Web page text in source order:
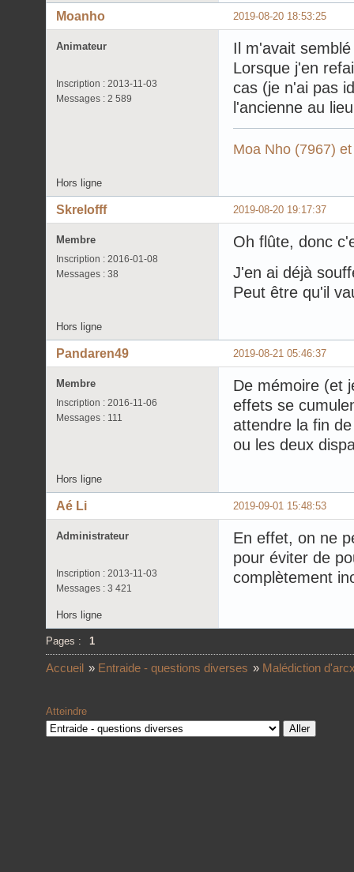
2019-08-20 18:53:25
Moanho
Animateur
Inscription : 2013-11-03
Messages : 2 589
Il m'avait
Lorsque j'en
cas (je n'ai pas
l'ancienne au
Moa Nho (7967)
Hors ligne
2019-08-20 19:17:37
Skrelofff
Membre
Inscription : 2016-01-08
Messages : 38
Oh flûte, donc
J'en ai déjà
Peut être qu'il
Hors ligne
2019-08-21 05:46:37
Pandaren49
Membre
Inscription : 2016-11-06
Messages : 111
De mémoire (et
effets se
attendre la fin
ou les deux
Hors ligne
2019-09-01 15:48:53
Aé Li
Administrateur
Inscription : 2013-11-03
Messages : 3 421
En effet, on ne
pour éviter de
complètement
Hors ligne
Pages : 1
Accueil » Entraide - questions diverses » Malédiction
Atteindre